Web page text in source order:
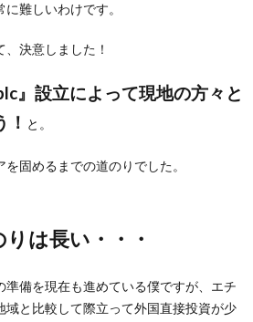
難しいわけです。
決意しました！
』設立によって現地の方々と
！ と。
固めるまでの道のりでした。
は長い・・・
準備を現在も進めている僕ですが、エチ
域と比較して際立って外国直接投資が少